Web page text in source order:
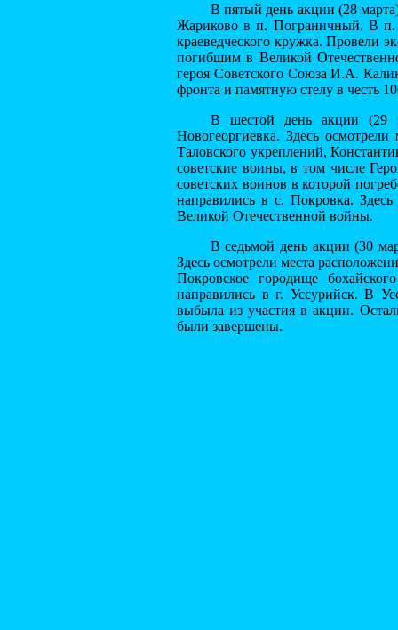
В пятый день акции (28
Жариково в п. Пограничный. В п.
краеведческого кружка. Провели
погибшим в Великой
героя Советского Союза И.А.
фронта и памятную стелу в честь
В шестой день акции (29
Новогеоргиевка. Здесь
Таловского укреплений,
советские воины, в том числе
советских воинов в которой
направились в с. Покровка.
Великой Отечественной войны.
В седьмой день акции (30
Здесь осмотрели места
Покровское городище
направились в г. Уссурийск. В
выбыла из участия в акции.
были завершены.